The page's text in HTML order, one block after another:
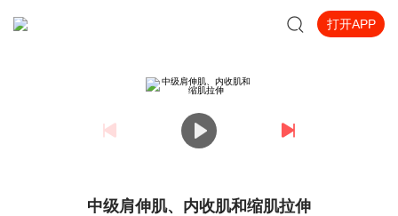
打开APP
中级肩伸肌、内收肌和缩肌拉伸